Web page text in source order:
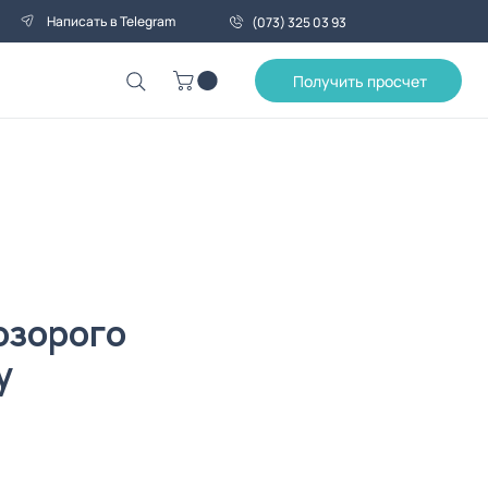
Написать в Telegram (073) 325 03 93
Получить просчет